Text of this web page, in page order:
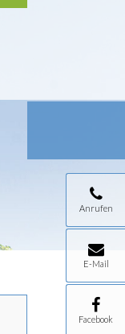
Anrufen
E-Mail
Facebook